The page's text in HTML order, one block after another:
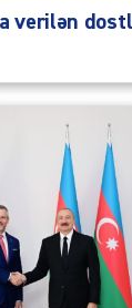
verilən